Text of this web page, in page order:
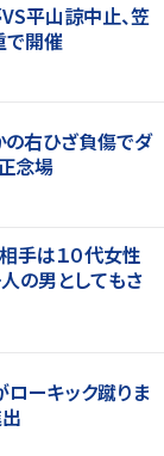
VS平山諒中止、笠
で開催
の右ひざ負傷でダ
念場
手は１０代女性
の男としてもさ
ローキック蹴りま